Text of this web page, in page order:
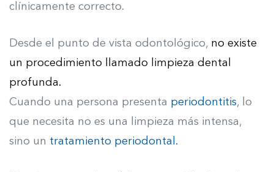
clínicamente correcto.
Desde el punto de vista odontológico, no existe
un procedimiento llamado limpieza dental
profunda.
Cuando una persona presenta periodontitis, lo
que necesita no es una limpieza más intensa,
sino un tratamiento periodontal.